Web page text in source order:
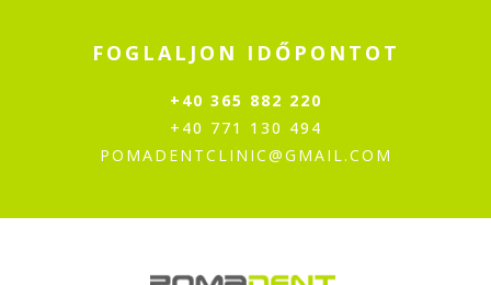
FOGLALJON IDŐPONTOT
+40 365 882 220
+40 771 130 494
POMADENTCLINIC@GMAIL.COM